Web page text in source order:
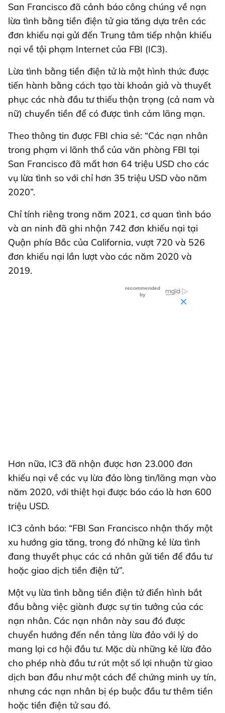
San Francisco đã cảnh báo công chúng về nạn
lừa tình bằng tiền điện tử gia tăng dựa trên các
đơn khiếu nại gửi đến Trung tâm tiếp nhận khiếu
nại về tội phạm Internet của FBI (IC3).
Lừa tình bằng tiền điện tử là một hình thức được
tiến hành bằng cách tạo tài khoản giả và thuyết
phục các nhà đầu tư thiếu thận trọng (cả nam và
nữ) chuyển tiền để có được tình cảm lãng mạn.
Theo thông tin được FBI chia sẻ: “Các nạn nhân
trong phạm vi lãnh thổ của văn phòng FBI tại
San Francisco đã mất hơn 64 triệu USD cho các
vụ lừa tình so với chỉ hơn 35 triệu USD vào năm
2020”.
Chỉ tính riêng trong năm 2021, cơ quan tình báo
và an ninh đã ghi nhận 742 đơn khiếu nại tại
Quận phía Bắc của California, vượt 720 và 526
đơn khiếu nại lần lượt vào các năm 2020 và
2019.
Hơn nữa, IC3 đã nhận được hơn 23.000 đơn
khiếu nại về các vụ lừa đảo lòng tin/lãng mạn vào
năm 2020, với thiệt hại được báo cáo là hơn 600
triệu USD.
IC3 cảnh báo: “FBI San Francisco nhận thấy một
xu hướng gia tăng, trong đó những kẻ lừa tình
đang thuyết phục các cá nhân gửi tiền để đầu tư
hoặc giao dịch tiền điện tử”.
Một vụ lừa tình bằng tiền điện tử điển hình bắt
đầu bằng việc giành được sự tin tưởng của các
nạn nhân. Các nạn nhân này sau đó được
chuyển hướng đến nền tảng lừa đảo với lý do
mang lại cơ hội đầu tư. Mặc dù những kẻ lừa đảo
cho phép nhà đầu tư rút một số lợi nhuận từ giao
dịch ban đầu như một cách để chứng minh uy tín,
nhưng các nạn nhân bị ép buộc đầu tư thêm tiền
hoặc tiền điện tử sau đó.